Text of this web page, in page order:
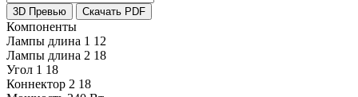
3D Превью Скачать PDF
Компоненты
Лампы длина 1 12
Лампы длина 2 18
Угол 1 18
Коннектор 2 18